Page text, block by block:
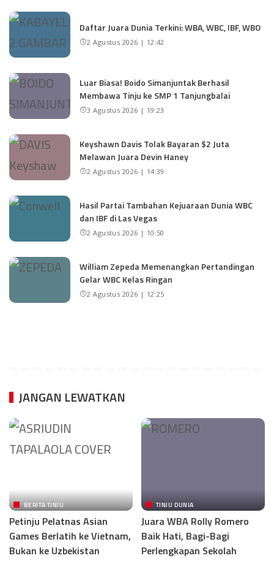
Daftar Juara Dunia Terkini: WBA, WBC, IBF, WBO
2 Agustus 2026 | 12:42
Luar Biasa! Boido Simanjuntak Berhasil
Membawa Tinju ke SMP 1 Tanjungbalai
3 Agustus 2026 | 19:23
Keyshawn Davis Tolak Bayaran $2 Juta
Melawan Juara Devin Haney
2 Agustus 2026 | 14:39
Hasil Partai Tambahan Kejuaraan Dunia WBC
dan IBF di Las Vegas
2 Agustus 2026 | 10:50
William Zepeda Memenangkan Pertandingan
Gelar WBC Kelas Ringan
2 Agustus 2026 | 12:25
JANGAN LEWATKAN
BERITA TINJU
Petinju Pelatnas Asian
Games Berlatih ke Vietnam,
Bukan ke Uzbekistan
TINJU DUNIA
Juara WBA Rolly Romero
Baik Hati, Bagi-Bagi
Perlengkapan Sekolah